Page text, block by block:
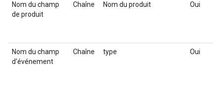
Nom du champ
de produit
Chaîne Nom du produit Oui
Nom du champ
d'événement
Chaîne type Oui